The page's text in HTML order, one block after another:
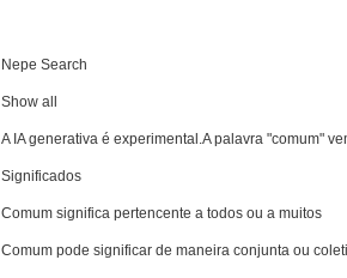
Nepe Search
Show all
A IA generativa é experimental.A palavra "comum"
Significados
Comum significa pertencente a todos ou a muitos
Comum pode significar de maneira conjunta ou